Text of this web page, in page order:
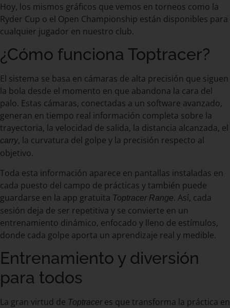
Hoy, los mismos gráficos que vemos en torneos como la
Ryder Cup o el Open Championship están disponibles para
cualquier jugador en nuestro club.
¿Cómo funciona Toptracer?
El sistema se basa en cámaras de alta precisión que siguen
la bola desde el momento en que abandona la cara del
palo. Estas cámaras, conectadas a un software avanzado,
generan en tiempo real información completa sobre la
trayectoria, la velocidad de salida, la distancia alcanzada, el
carry, la curvatura del golpe y la precisión respecto al
objetivo.
Toda esta información aparece en pantallas instaladas en
cada puesto del campo de prácticas y también puede
guardarse en la app gratuita Toptracer Range. Así, cada
sesión deja de ser repetitiva y se convierte en un
entrenamiento dinámico, enfocado y lleno de estímulos,
donde cada golpe aporta un aprendizaje real y medible.
Entrenamiento y diversión
para todos
La gran virtud de Toptraceres que transforma la práctica en